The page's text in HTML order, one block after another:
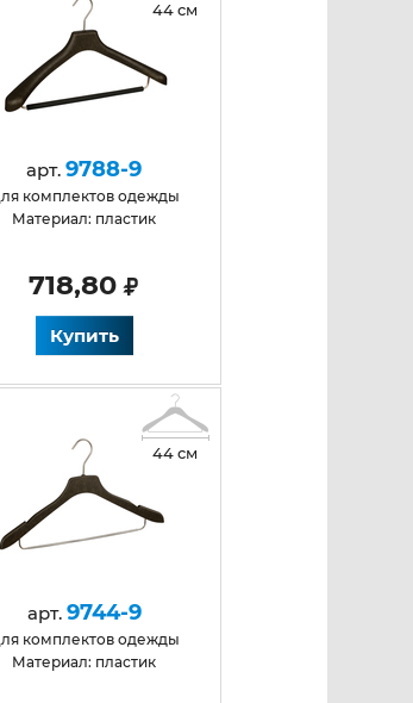
44 см
арт.9788-9
Для комплектов одежды
Материал: пластик
718,80
Купить
44 см
арт. 9744-9
Для комплектов одежды
Материал: пластик